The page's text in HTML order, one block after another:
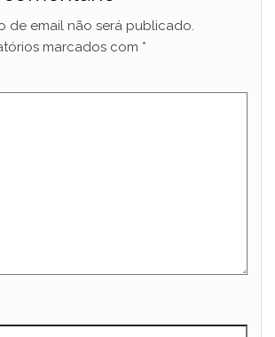
de email não será publicado.
marcados com *